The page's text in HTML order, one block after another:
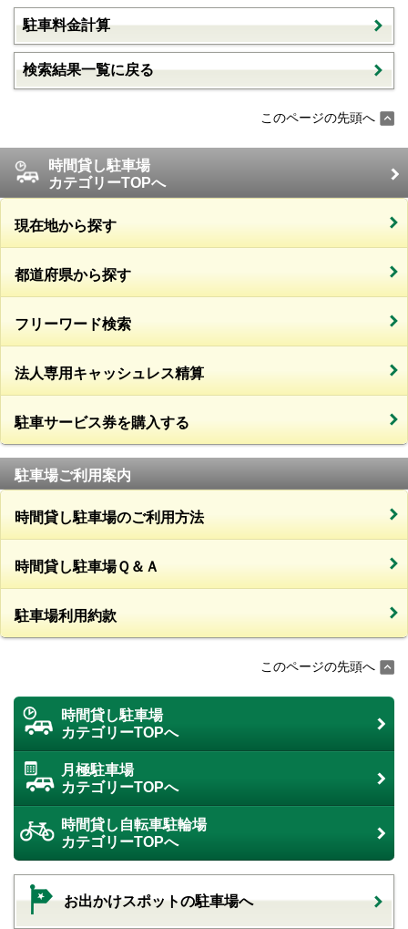
駐車料金計算
検索結果一覧に戻る
このページの先頭へ
時間貸し駐車場
カテゴリーTOPへ
現在地から探す
都道府県から探す
フリーワード検索
法人専用キャッシュレス精算
駐車サービス券を購入する
駐車場ご利用案内
時間貸し駐車場のご利用方法
時間貸し駐車場Ｑ＆Ａ
駐車場利用約款
このページの先頭へ
時間貸し駐車場
カテゴリーTOPへ
月極駐車場
カテゴリーTOPへ
時間貸し自転車駐輪場
カテゴリーTOPへ
お出かけスポットの駐車場へ